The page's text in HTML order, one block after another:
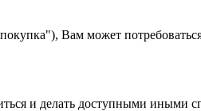
Вам может
и делать доступными